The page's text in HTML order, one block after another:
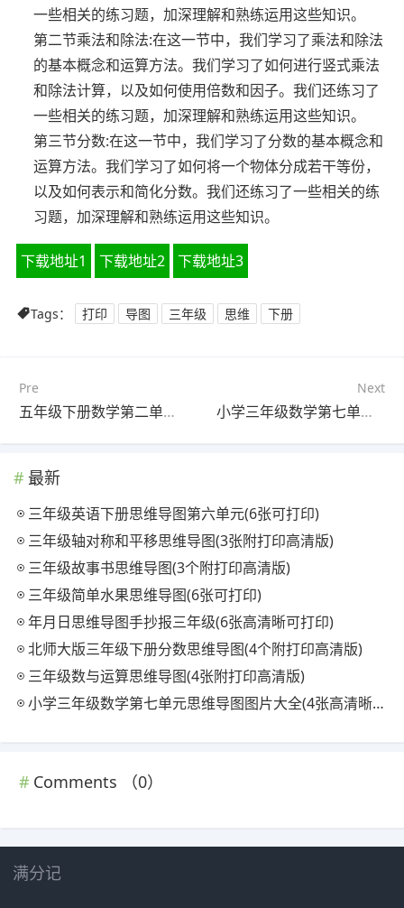
一些相关的练习题，加深理解和熟练运用这些知识。
第二节乘法和除法:在这一节中，我们学习了乘法和除法
的基本概念和运算方法。我们学习了如何进行竖式乘法
和除法计算，以及如何使用倍数和因子。我们还练习了
一些相关的练习题，加深理解和熟练运用这些知识。
第三节分数:在这一节中，我们学习了分数的基本概念和
运算方法。我们学习了如何将一个物体分成若干等份，
以及如何表示和简化分数。我们还练习了一些相关的练
习题，加深理解和熟练运用这些知识。
下载地址1 下载地址2 下载地址3
Tags： 打印 导图 三年级 思维 下册
Pre
五年级下册数学第二单元思维导图怎么画(4张值得收藏)
Next
小学三年级数学第七单元思维导图图片大全(4张高清晰可打印)
最新
三年级英语下册思维导图第六单元(6张可打印)
三年级轴对称和平移思维导图(3张附打印高清版)
三年级故事书思维导图(3个附打印高清版)
三年级简单水果思维导图(6张可打印)
年月日思维导图手抄报三年级(6张高清晰可打印)
北师大版三年级下册分数思维导图(4个附打印高清版)
三年级数与运算思维导图(4张附打印高清版)
小学三年级数学第七单元思维导图图片大全(4张高清晰可打印)
Comments （0）
满分记